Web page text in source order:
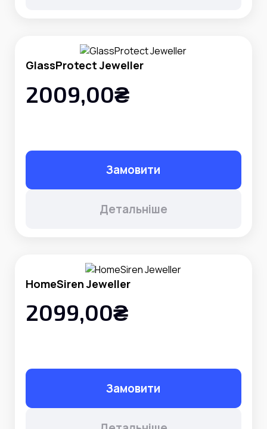
GlassProtect Jeweller
2009,00₴
Замовити
Детальніше
HomeSiren Jeweller
2099,00₴
Замовити